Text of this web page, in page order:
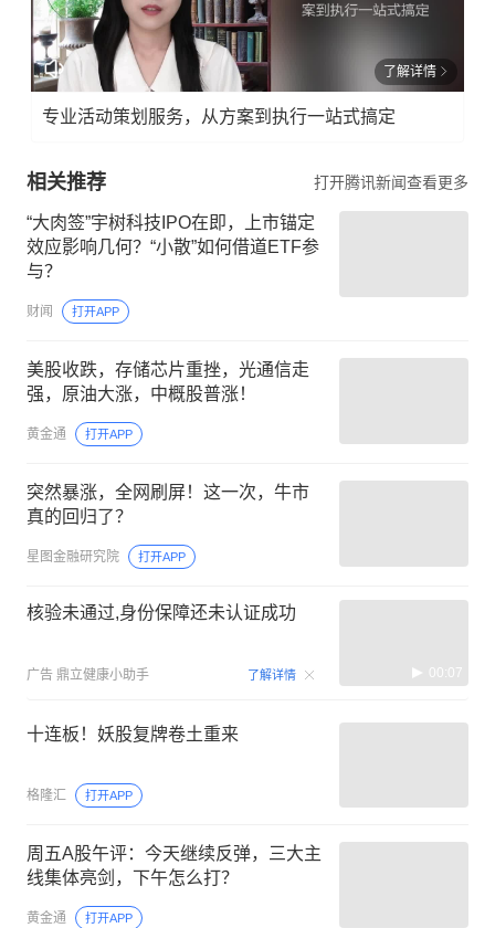
了解详情
专业活动策划服务，从方案到执行一站式搞定
相关推荐 打开腾讯新闻查看更多
“大肉签”宇树科技IPO在即，上市锚定
效应影响几何？“小散”如何借道ETF参
与？
财闻 打开APP
美股收跌，存储芯片重挫，光通信走
强，原油大涨，中概股普涨！
黄金通 打开APP
突然暴涨，全网刷屏！这一次，牛市
真的回归了？
星图金融研究院 打开APP
核验未通过,身份保障还未认证成功
广告 鼎立健康小助手 了解详情 00:07
十连板！妖股复牌卷土重来
格隆汇 打开APP
周五A股午评：今天继续反弹，三大主
线集体亮剑，下午怎么打？
黄金通 打开APP